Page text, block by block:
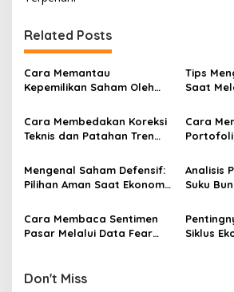
Related Posts
Cara Memantau
Kepemilikan Saham Oleh
Kepercayaan Internal
Perusahaan
Tips
Saat
Saham
Cara Membedakan Koreksi
Teknis dan Patahan Tren
Cara
Mengenal Saham Defensif:
Pilihan Aman Saat Ekonomi
Analisis
Suku
Laba
Properti
Cara Membaca Sentimen
Pasar Melalui Data Fear
Siklus
Don't Miss